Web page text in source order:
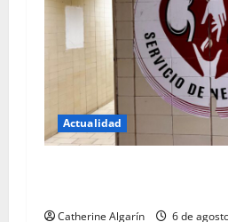
Actualidad
Catherine Algarín 6 de